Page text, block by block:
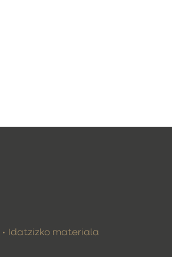
Idatzizko materiala